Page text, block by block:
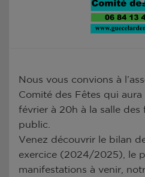
Nous vous convions à
Comité des Fêtes qui
février à 20h à la salle des
public.
Venez découvrir le bilan
exercice (2024/2025), le
manifestations à venir,